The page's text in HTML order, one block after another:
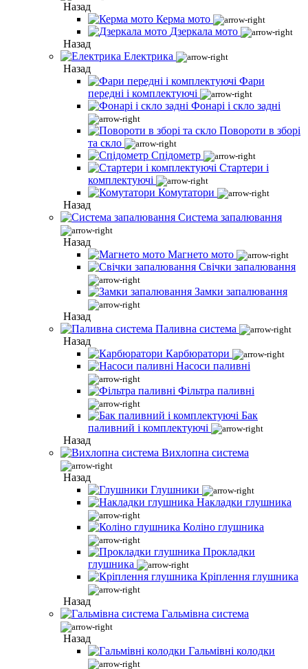
Назад
Керма мото
Дзеркала мото
Назад
Електрика
Назад
Фари
передні і комплектуючі
Фонарі і скло задні
Повороти в зборі
та скло
Спідометр
Стартери і
комплектуючі
Комутатори
Назад
Система запалювання
Назад
Магнето мото
Свічки запалювання
Замки запалювання
Назад
Паливна система
Назад
Карбюратори
Насоси паливні
Фільтра паливні
Бак
паливний і комплектуючі
Назад
Вихлопна система
Назад
Глушники
Накладки глушника
Коліно глушника
Прокладки
глушника
Кріплення глушника
Назад
Гальмівна система
Назад
Гальмівні колодки